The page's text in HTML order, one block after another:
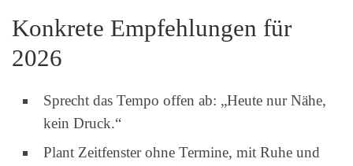
Konkrete Empfehlungen für
2026
Sprecht das Tempo offen ab: „Heute nur Nähe,
kein Druck.“
Plant Zeitfenster ohne Termine, mit Ruhe und